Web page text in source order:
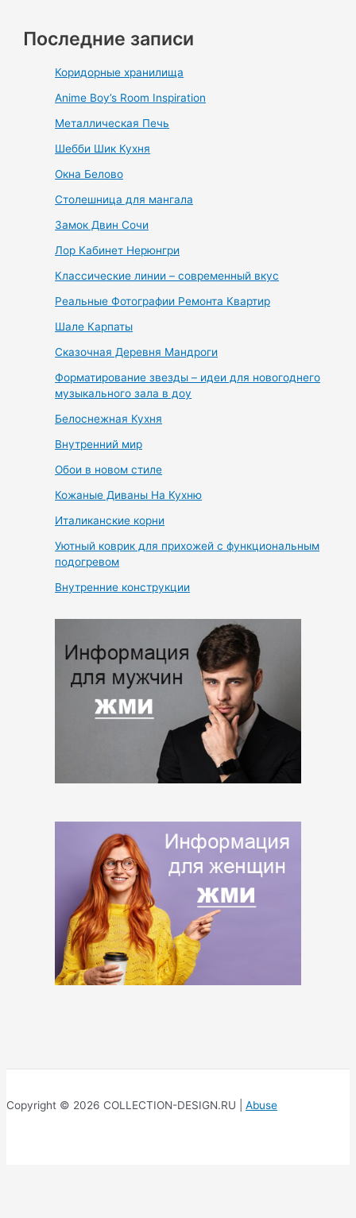
Последние записи
Коридорные хранилища
Anime Boy’s Room Inspiration
Металлическая Печь
Шебби Шик Кухня
Окна Белово
Столешница для мангала
Замок Двин Сочи
Лор Кабинет Нерюнгри
Классические линии – современный вкус
Реальные Фотографии Ремонта Квартир
Шале Карпаты
Сказочная Деревня Мандроги
Форматирование звезды – идеи для новогоднего
музыкального зала в доу
Белоснежная Кухня
Внутренний мир
Обои в новом стиле
Кожаные Диваны На Кухню
Италиканские корни
Уютный коврик для прихожей с функциональным
подогревом
Внутренние конструкции
Copyright © 2026 COLLECTION-DESIGN.RU | Abuse